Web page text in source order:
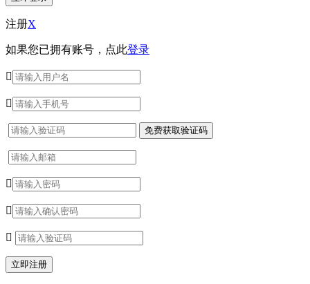
注册X
如果您已拥有账号，点此登录




